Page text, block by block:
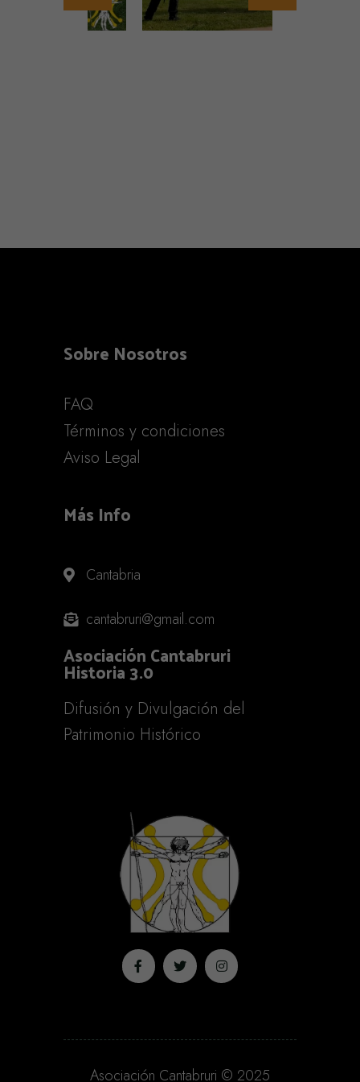
Sobre Nosotros
FAQ
Términos y condiciones
Aviso Legal
Más Info
Cantabria
cantabruri@gmail.com
Asociación Cantabruri
Historia 3.0
Difusión y Divulgación del
Patrimonio Histórico
Asociación Cantabruri © 2025